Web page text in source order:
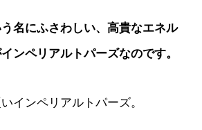
名にふさわしい、高貴なエネル
ンペリアルトパーズなのです。
インペリアルトパーズ。